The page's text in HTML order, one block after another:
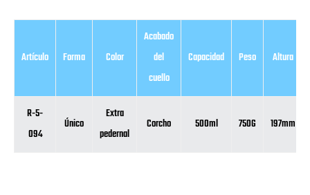
Artículo Forma Color
Acabado
del
cuello
Capacidad Peso Altura
R-5-
094
Único
Extra
pedernal
Corcho 500ml 750G 197mm